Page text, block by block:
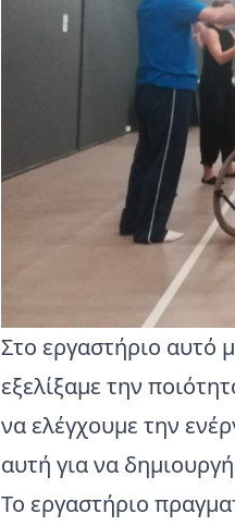
Στο εργαστήριο αυτό
εξελίξαμε την
να ελέγχουμε την
αυτή για να
Το εργαστήριο